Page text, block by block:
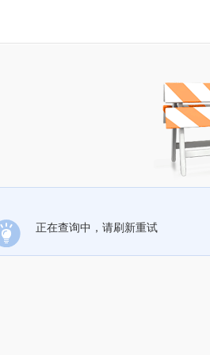
正在查询中，请刷新重试